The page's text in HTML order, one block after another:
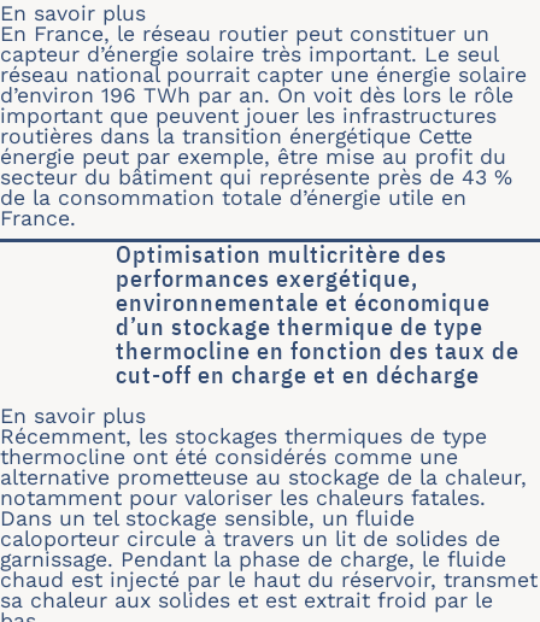
En savoir plus
En France, le réseau routier peut constituer un
capteur d’énergie solaire très important. Le seul
réseau national pourrait capter une énergie solaire
d’environ 196 TWh par an. On voit dès lors le rôle
important que peuvent jouer les infrastructures
routières dans la transition énergétique Cette
énergie peut par exemple, être mise au profit du
secteur du bâtiment qui représente près de 43 %
de la consommation totale d’énergie utile en
France.
Optimisation multicritère des
performances exergétique,
environnementale et économique
d’un stockage thermique de type
thermocline en fonction des taux de
cut-off en charge et en décharge
En savoir plus
Récemment, les stockages thermiques de type
thermocline ont été considérés comme une
alternative prometteuse au stockage de la chaleur,
notamment pour valoriser les chaleurs fatales.
Dans un tel stockage sensible, un fluide
caloporteur circule à travers un lit de solides de
garnissage. Pendant la phase de charge, le fluide
chaud est injecté par le haut du réservoir, transmet
sa chaleur aux solides et est extrait froid par le